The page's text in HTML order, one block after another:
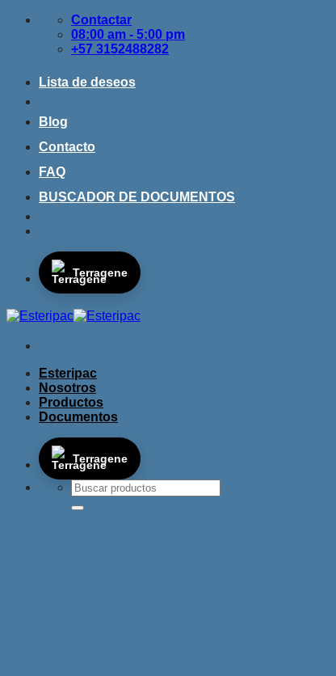
Saltar
contenido
Contactar
08:00 am - 5:00 pm
+57 3152488282
Lista de deseos
Blog
Contacto
FAQ
BUSCADOR DE DOCUMENTOS
Terragene
Esteripac
Nosotros
Productos
Documentos
Terragene
Buscar
por: